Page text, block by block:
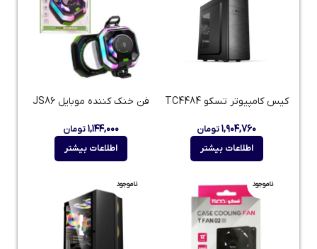
کیس کامپیوتر تسکو TC4484
۱,۹۰۴,۷۶۰تومان
اطلاعات بیشتر
فن خنک کننده موبایل JS86
۱,۱۴۴,۰۰۰ تومان
اطلاعات بیشتر
ناموجود ناموجود